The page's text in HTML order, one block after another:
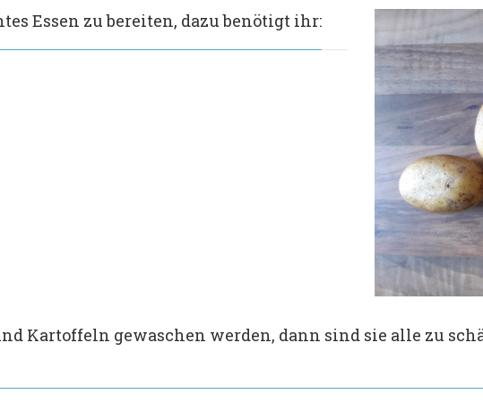
Essen zu bereiten, dazu benötigt ihr:
Kartoffeln gewaschen werden, dann sind sie alle zu